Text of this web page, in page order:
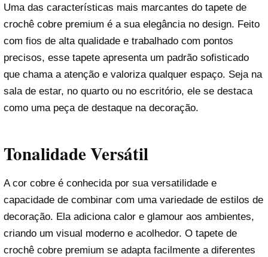
Uma das características mais marcantes do tapete de
crochê cobre premium é a sua elegância no design. Feito
com fios de alta qualidade e trabalhado com pontos
precisos, esse tapete apresenta um padrão sofisticado
que chama a atenção e valoriza qualquer espaço. Seja na
sala de estar, no quarto ou no escritório, ele se destaca
como uma peça de destaque na decoração.
Tonalidade Versátil
A cor cobre é conhecida por sua versatilidade e
capacidade de combinar com uma variedade de estilos de
decoração. Ela adiciona calor e glamour aos ambientes,
criando um visual moderno e acolhedor. O tapete de
crochê cobre premium se adapta facilmente a diferentes